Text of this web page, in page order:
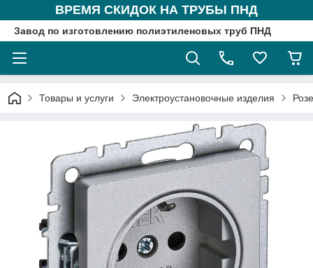
ВРЕМЯ СКИДОК НА ТРУБЫ ПНД
Завод по изготовлению полиэтиленовых труб ПНД
Товары и услуги Электроустановочные изделия